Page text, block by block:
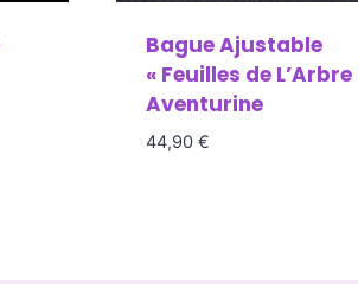
Bague Ajustable
« Feuilles de L’Arbre
Aventurine
44,90 €